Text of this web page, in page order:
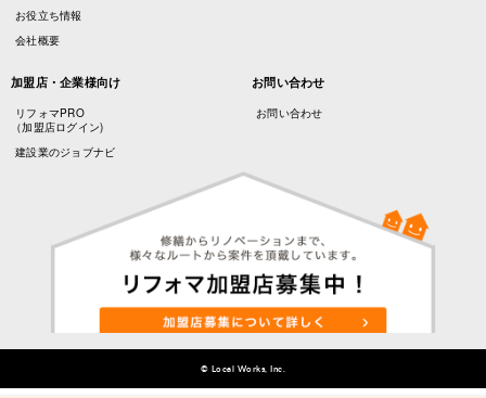
お役立ち情報
会社概要
加盟店・企業様向け
リフォマPRO
（加盟店ログイン)
建設業のジョブナビ
お問い合わせ
お問い合わせ
© Local Works, Inc.